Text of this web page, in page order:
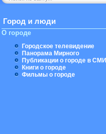
Город и люди
О городе
Городское телевидение
Панорама Мирного
Публикации о городе в СМИ
Книги о городе
Фильмы о городе